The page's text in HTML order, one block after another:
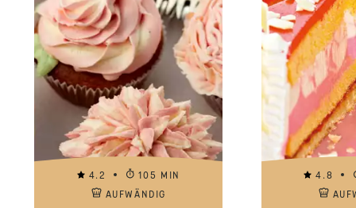
4.2
105 MIN
AUFWÄNDIG
4.8